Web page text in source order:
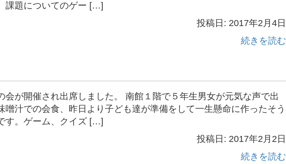
課題についてのゲー […]
投稿日: 2017年2月4日
続きを読む
会が開催され出席しました。 南館１階で５年生男女が元気な声で出
噌汁での会食、昨日より子ども達が準備をして一生懸命に作ったそう
す。ゲーム、クイズ […]
投稿日: 2017年2月2日
続きを読む